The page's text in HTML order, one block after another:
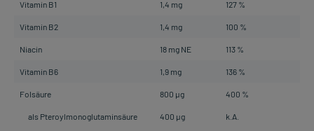
Vitamin B1 1,4 mg 127 %
Vitamin B2 1,4 mg 100 %
Niacin 18 mg NE 113 %
Vitamin B6 1,9 mg 136 %
Folsäure 800 µg 400 %
als Pteroylmonoglutaminsäure 400 µg k.A.